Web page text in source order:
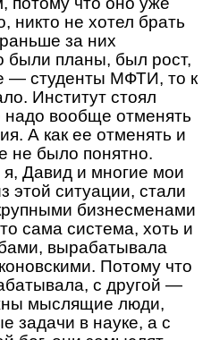
никто не хотел брать
за них
были планы, был рост,
— студенты МФТИ, то к
Институт стоял
надо вообще отменять
А как ее отменять и
не было понятно.
Давид и многие мои
этой ситуации, стали
бизнесменами
сама система, хоть и
вырабатывала
Потому что
с другой —
мыслящие люди,
задачи в науке, а с